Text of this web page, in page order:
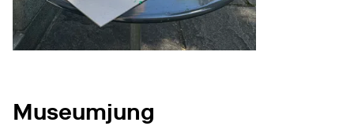
Museumjung